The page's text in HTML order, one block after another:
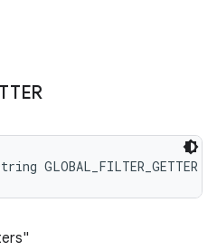
GLOBAL_FILTER_GETTER